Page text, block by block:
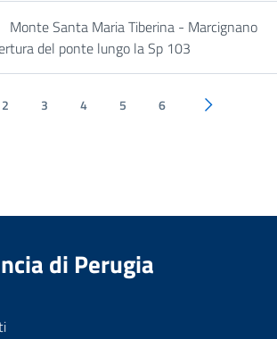
Monte Santa Maria Tiberina - Marcignano
del ponte lungo la Sp 103
2 3 4 5 6
Pagina
di Perugia